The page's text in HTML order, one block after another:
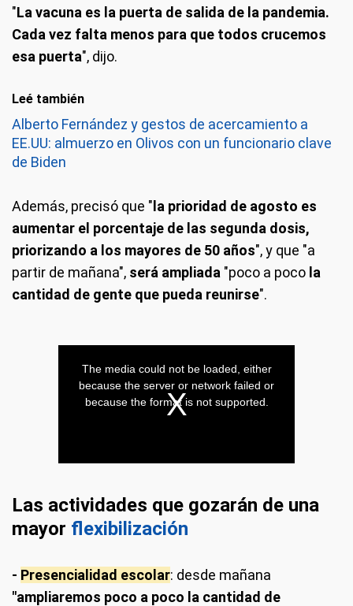
"La vacuna es la puerta de salida de la pandemia.
Cada vez falta menos para que todos crucemos
esa puerta", dijo.
Leé también
Alberto Fernández y gestos de acercamiento a
EE.UU: almuerzo en Olivos con un funcionario clave
de Biden
Además, precisó que " la prioridad de agosto es
aumentar el porcentaje de las segunda dosis,
priorizando a los mayores de 50 años", y que "a
partir de mañana", será ampliada "poco a poco la
cantidad de gente que pueda reunirse".
Las actividades que gozarán de una
mayor flexibilización
- Presencialidad escolar: desde mañana
"ampliaremos poco a poco la cantidad de